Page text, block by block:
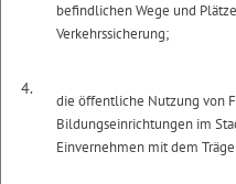
befindlichen Wege und
Verkehrssicherung;
4.
die öffentliche Nutzung von
Bildungseinrichtungen im
Einvernehmen mit dem